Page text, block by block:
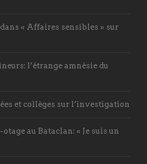
« Affaires sensibles » sur
l’étrange amnésie du
et collèges sur l’investigation
au Bataclan: « Je suis un